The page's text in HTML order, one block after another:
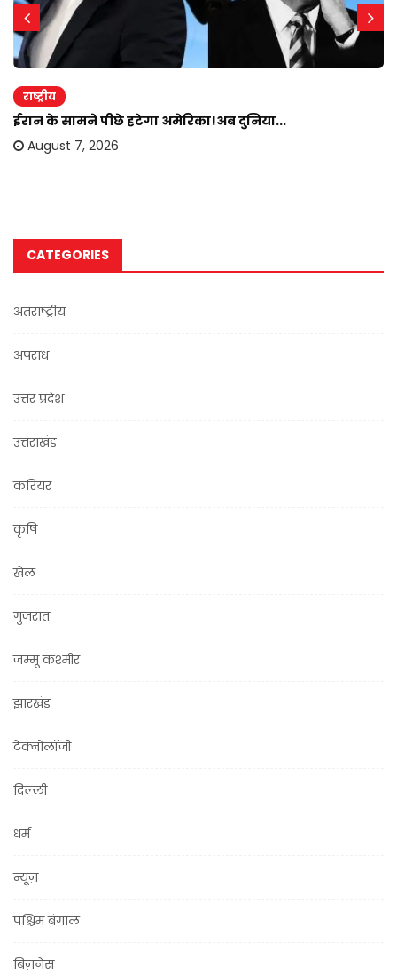
राष्ट्रीय
ईरान के सामने पीछे हटेगा अमेरिका!अब दुनिया...
August 7, 2026
CATEGORIES
अंतराष्ट्रीय
अपराध
उत्तर प्रदेश
उत्तराखंड
करियर
कृषि
खेल
गुजरात
जम्मू कश्मीर
झारखंड
टेक्नोलॉजी
दिल्ली
धर्म
न्यूज़
पश्चिम बंगाल
बिज़नेस